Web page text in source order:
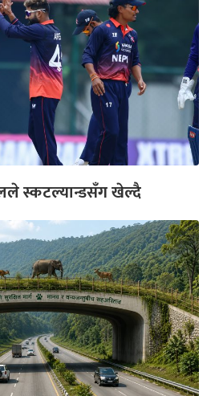
स्कटल्यान्डसँग खेल्दै